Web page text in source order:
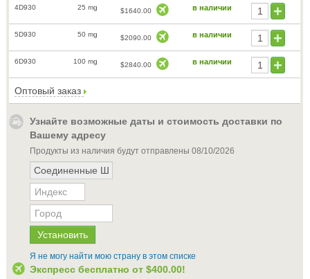
4D930 25 mg $1640.00 в наличии
5D930 50 mg $2090.00 в наличии
6D930 100 mg $2840.00 в наличии
Оптовый заказ
Узнайте возможные даты и стоимость доставки по
Вашему адресу
Продукты из наличия будут отправлены 08/10/2026
Я не могу найти мою страну в этом списке
Экспресс бесплатно от $400.00!